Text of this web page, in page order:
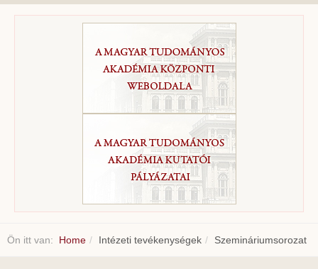
Ön itt van: Home Intézeti tevékenységek Szemináriumsorozat